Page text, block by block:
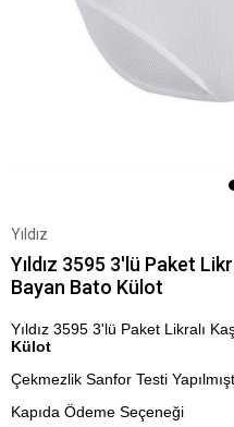
Yıldız
Yıldız 3595 3'lü Paket
Bayan Bato Külot
Yıldız 3595 3'lü Paket Likralı
Külot
Çekmezlik Sanfor Testi
Kapıda Ödeme Seçeneği